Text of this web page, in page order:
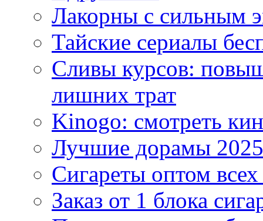
Лакорны с сильным
Тайские сериалы
Сливы курсов:
лишних трат
Kinogo: смотреть
Лучшие дорамы
Сигареты оптом
Заказ от 1 блока